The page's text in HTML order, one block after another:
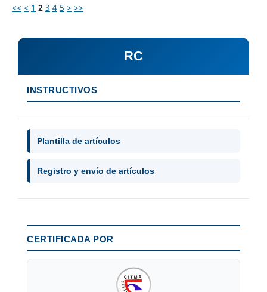
<< < 1 2 3 4 5 > >>
RC
INSTRUCTIVOS
Plantilla de artículos
Registro y envío de artículos
CERTIFICADA POR